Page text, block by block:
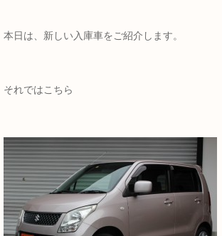
本日は、新しい入庫車をご紹介します。
それではこちら